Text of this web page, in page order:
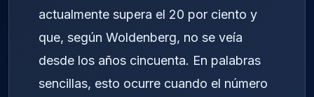
actualmente supera el 20 por ciento y
que, según Woldenberg, no se veía
desde los años cincuenta. En palabras
sencillas, esto ocurre cuando el número